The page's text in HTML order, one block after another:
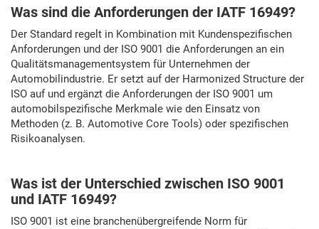
Was sind die Anforderungen der IATF 16949?
Der Standard regelt in Kombination mit Kundenspezifischen
Anforderungen und der ISO 9001 die Anforderungen an ein
Qualitätsmanagementsystem für Unternehmen der
Automobilindustrie. Er setzt auf der Harmonized Structure der
ISO auf und ergänzt die Anforderungen der ISO 9001 um
automobilspezifische Merkmale wie den Einsatz von
Methoden (z. B. Automotive Core Tools) oder spezifischen
Risikoanalysen.
Was ist der Unterschied zwischen ISO 9001
und IATF 16949?
ISO 9001 ist eine branchenübergreifende Norm für